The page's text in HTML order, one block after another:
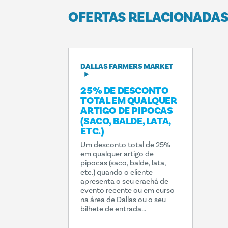
OFERTAS
DALLAS FARMERS MARKET
25% DE DESCONTO
TOTAL EM QUALQUER
ARTIGO DE PIPOCAS
(SACO, BALDE, LATA,
ETC.)
Um desconto total de 25%
em qualquer artigo de
pipocas (saco, balde, lata,
etc.) quando o cliente
apresenta o seu crachá de
evento recente ou em curso
na área de Dallas ou o seu
bilhete de entrada...